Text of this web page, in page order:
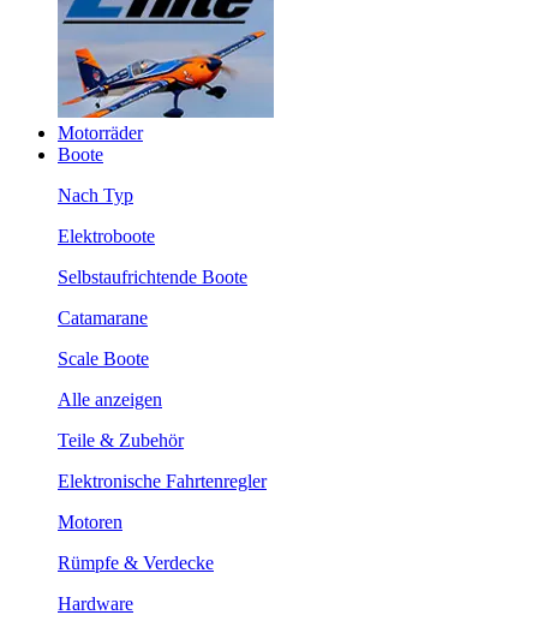
Motorräder
Boote
Nach Typ
Elektroboote
Selbstaufrichtende Boote
Catamarane
Scale Boote
Alle anzeigen
Teile & Zubehör
Elektronische Fahrtenregler
Motoren
Rümpfe & Verdecke
Hardware